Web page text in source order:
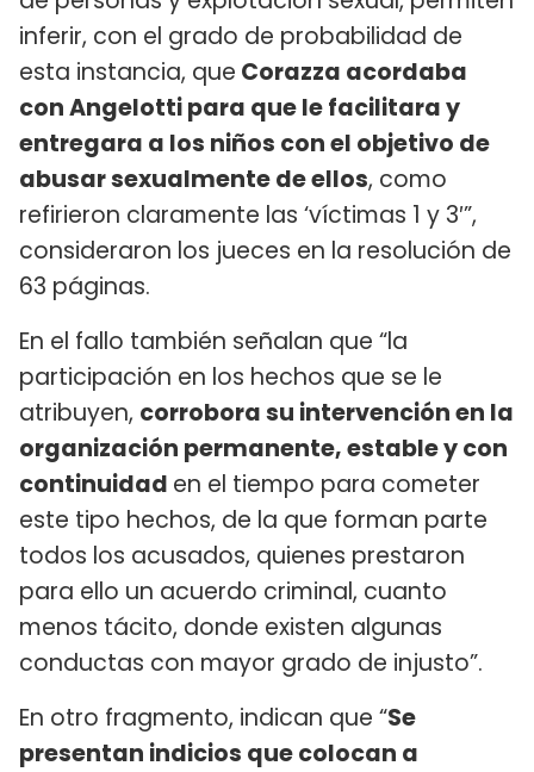
inferir, con el grado de probabilidad de
esta instancia, que Corazza acordaba
con Angelotti para que le facilitara y
entregara a los niños con el objetivo de
abusar sexualmente de ellos, como
refirieron claramente las ‘víctimas 1 y 3′”,
consideraron los jueces en la resolución de
63 páginas.
En el fallo también señalan que “la
participación en los hechos que se le
atribuyen, corrobora su intervención en la
organización permanente, estable y con
continuidad en el tiempo para cometer
este tipo hechos, de la que forman parte
todos los acusados, quienes prestaron
para ello un acuerdo criminal, cuanto
menos tácito, donde existen algunas
conductas con mayor grado de injusto”.
En otro fragmento, indican que “Se
presentan indicios que colocan a